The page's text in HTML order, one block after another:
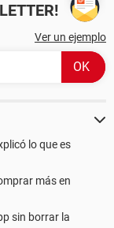
Ver un ejemplo
lo que es
más en
sin borrar la